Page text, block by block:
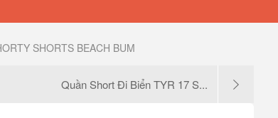
SHORTS BEACH BUM
Quần Short Đi Biển TYR 17 S...